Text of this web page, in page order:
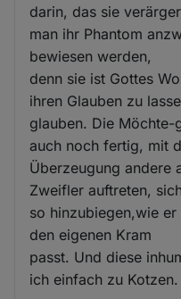
darin, das sie
man ihr Phantom
bewiesen werden,
denn sie ist Gottes
ihren Glauben zu
glauben. Die Möchte-
auch noch fertig, mit
Überzeugung andere
Zweifler auftreten,
so hinzubiegen,wie
den eigenen Kram
passt. Und diese
ich einfach zu Kotzen.